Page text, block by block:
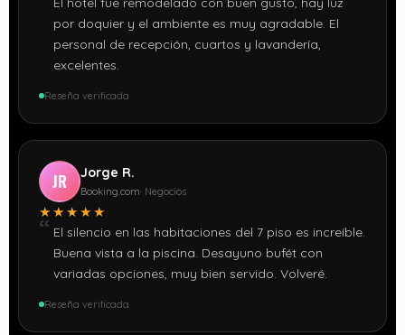
por doquier y el ambiente es muy agradable. El
personal de recepción, cuartos y lavandería,
excelentes.
Reseña verificada
JR Jorge R.
Booking.com· Negocios
★★★★★
El silencio en las habitaciones del 7 piso es increíble.
Buena vista a la piscina. Desayuno bufét con
variadas opciones, muy bien servido. Volveré.
Reseña verificada